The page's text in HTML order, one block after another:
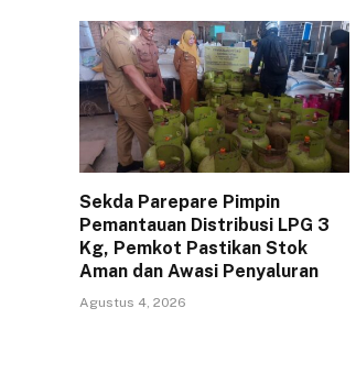
Sekda Parepare Pimpin
Pemantauan Distribusi LPG 3
Kg, Pemkot Pastikan Stok
Aman dan Awasi Penyaluran
Agustus 4, 2026